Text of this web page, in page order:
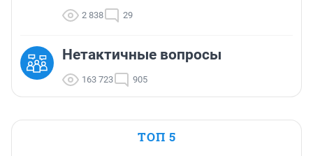
2 838 29
Нетактичные вопросы
163 723 905
ТОП 5